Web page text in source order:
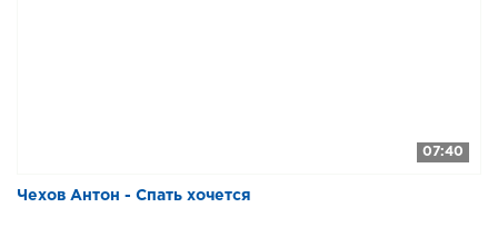
07:40
Чехов Антон - Спать хочется